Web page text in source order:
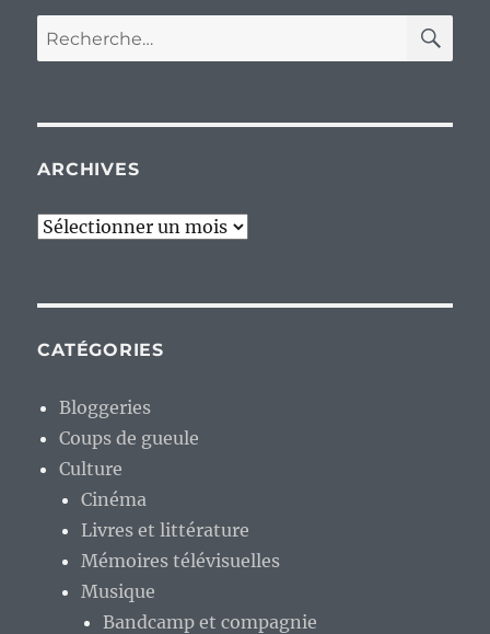
Recherche
pour :
ARCHIVES
Archives
CATÉGORIES
Bloggeries
Coups de gueule
Culture
Cinéma
Livres et littérature
Mémoires télévisuelles
Musique
Bandcamp et compagnie